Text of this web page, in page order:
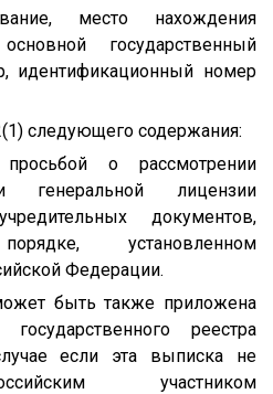
место нахождения
государственный
идентификационный номер
следующего содержания:
о рассмотрении
генеральной лицензии
документов,
установленном
Федерации.
быть также приложена
реестра
если эта выписка не
участником